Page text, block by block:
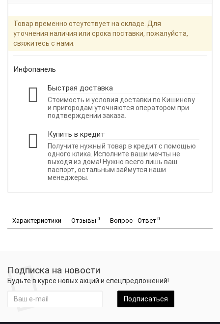
Товар временно отсутствует на складе. Для
уточнения наличия или срока поставки, пожалуйста,
свяжитесь с нами.
Инфопанель
Быстрая доставка
Стоимость и условия доставки по Кишиневу
и пригородам уточняются оператором при
подтверждении заказа.
Купить в кредит
Получите нужный товар в кредит с помощью
одного клика. Исполните ваши мечты не
выходя из дома! Нужно всего лишь ваш
паспорт, остальным займутся наши
менеджеры.
Характеристики Отзывы 0 Вопрос - Ответ 0
Подписка на новости
Будьте в курсе новых акций и спецпредложений!
Подписаться